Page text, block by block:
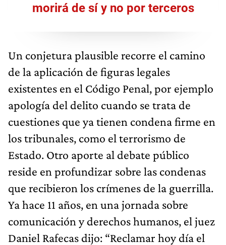
morirá de sí y no por terceros
Un conjetura plausible recorre el camino
de la aplicación de figuras legales
existentes en el Código Penal, por ejemplo
apología del delito cuando se trata de
cuestiones que ya tienen condena firme en
los tribunales, como el terrorismo de
Estado. Otro aporte al debate público
reside en profundizar sobre las condenas
que recibieron los crímenes de la guerrilla.
Ya hace 11 años, en una jornada sobre
comunicación y derechos humanos, el juez
Daniel Rafecas dijo: “Reclamar hoy día el